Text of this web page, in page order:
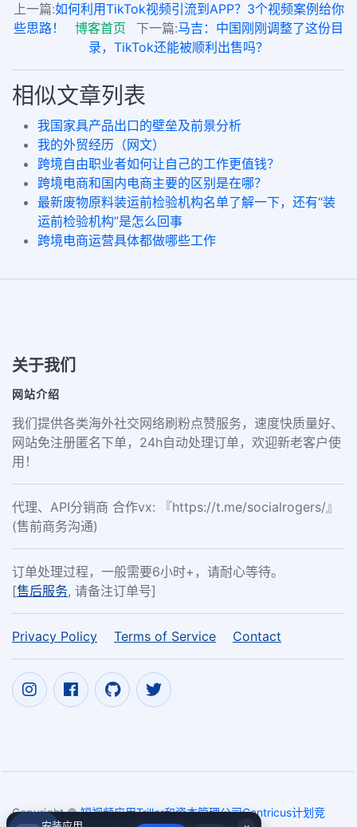
上一篇:如何利用TikTok视频引流到APP？3个视频案例给你
些思路！
博客首页 下一篇:马吉：中国刚刚调整了这份目
录，TikTok还能被顺利出售吗？
相似文章列表
我国家具产品出口的壁垒及前景分析
我的外贸经历（网文）
跨境自由职业者如何让自己的工作更值钱？
跨境电商和国内电商主要的区别是在哪？
最新废物原料装运前检验机构名单了解一下，还有“装
运前检验机构”是怎么回事
跨境电商运营具体都做哪些工作
关于我们
网站介绍
我们提供各类海外社交网络刷粉点赞服务，速度快质量好、
网站免注册匿名下单，24h自动处理订单，欢迎新老客户使
用！
代理、API分销商 合作vx: 『https://t.me/socialrogers/』
(售前商务沟通)
订单处理过程，一般需要6小时+，请耐心等待。
[售后服务, 请备注订单号]
Privacy Policy Terms of Service Contact
Copyright ©短视频应用Triller和资本管理公司Centricus计划竞